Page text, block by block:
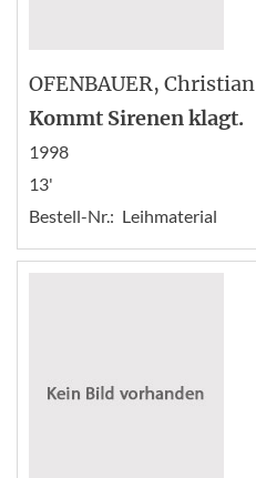
OFENBAUER, Christian
Kommt Sirenen klagt.
1998
13'
Bestell-Nr.: Leihmaterial